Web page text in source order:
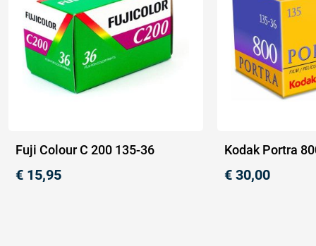
Fuji Colour C 200 135-36
€ 15,95
Kodak Portra
€ 30,00